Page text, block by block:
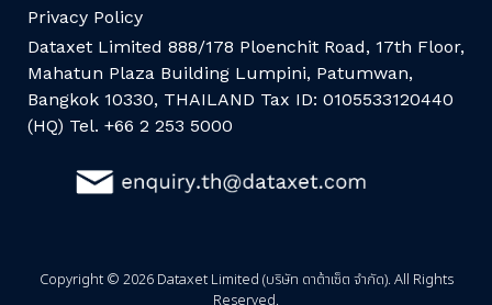
Privacy Policy
Dataxet Limited 888/178 Ploenchit Road, 17th Floor,
Mahatun Plaza Building Lumpini, Patumwan,
Bangkok 10330, THAILAND Tax ID: 0105533120440
(HQ) Tel. +66 2 253 5000
Copyright © 2026 Dataxet Limited (บริษัท ดาต้าเซ็ต จำกัด). All Rights
Reserved.